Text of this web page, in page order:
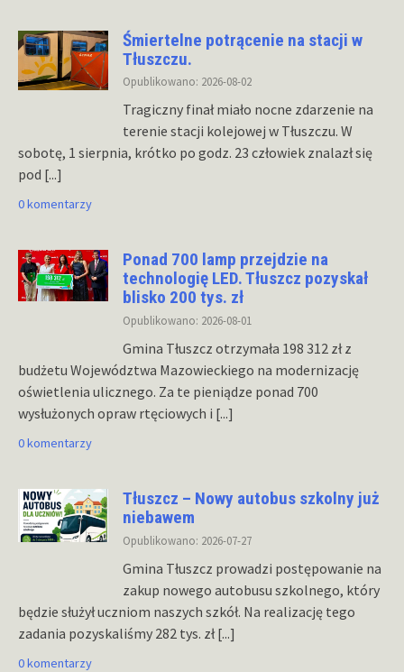
Śmiertelne potrącenie na stacji w
Tłuszczu.
Opublikowano: 2026-08-02
Tragiczny finał miało nocne zdarzenie na
terenie stacji kolejowej w Tłuszczu. W
sobotę, 1 sierpnia, krótko po godz. 23 człowiek znalazł się
pod [...]
0 komentarzy
Ponad 700 lamp przejdzie na
technologię LED. Tłuszcz pozyskał
blisko 200 tys. zł
Opublikowano: 2026-08-01
Gmina Tłuszcz otrzymała 198 312 zł z
budżetu Województwa Mazowieckiego na modernizację
oświetlenia ulicznego. Za te pieniądze ponad 700
wysłużonych opraw rtęciowych i [...]
0 komentarzy
Tłuszcz – Nowy autobus szkolny już
niebawem
Opublikowano: 2026-07-27
Gmina Tłuszcz prowadzi postępowanie na
zakup nowego autobusu szkolnego, który
będzie służył uczniom naszych szkół. Na realizację tego
zadania pozyskaliśmy 282 tys. zł[...]
0 komentarzy